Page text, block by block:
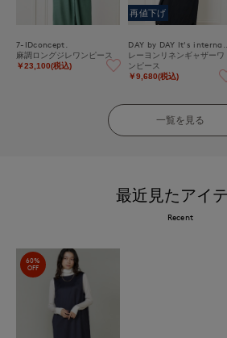
7-IDconcept.
麻調ロングジレワンピース
￥23,100(税込)
再値下げ
レーヨンリネンギャザーワ
ンピース
￥9,680(税込)
一覧を見る
最近見たアイ
Recent
60%
OFF